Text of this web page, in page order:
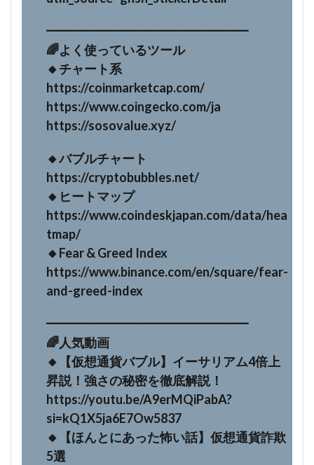
━━━━━━━━━━━━━━━━
🌈よく使っているツール
🔸チャート系
https://coinmarketcap.com/
https://www.coingecko.com/ja
https://sosovalue.xyz/
🔸バブルチャート
https://cryptobubbles.net/
🔸ヒートマップ
https://www.coindeskjapan.com/data/hea
tmap/
🔸Fear & Greed Index
https://www.binance.com/en/square/fear-
and-greed-index
━━━━━━━━━━━━━━━━
🌈人気動画
🔸【仮想通貨バブル】イーサリアム4倍上
昇説！強さの秘密を徹底解説！
https://youtu.be/A9erMQiPabA?
si=kQ1X5ja6E7Ow5837
🔸【ほんとにあった怖い話】仮想通貨詐欺
5選